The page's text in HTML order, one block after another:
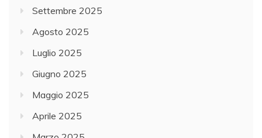
Settembre 2025
Agosto 2025
Luglio 2025
Giugno 2025
Maggio 2025
Aprile 2025